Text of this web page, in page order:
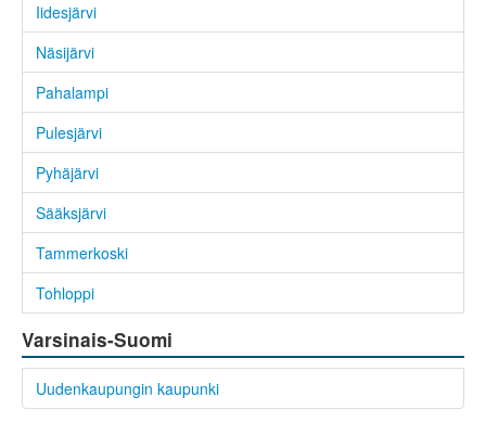
Iidesjärvi
Näsijärvi
Pahalampi
Pulesjärvi
Pyhäjärvi
Sääksjärvi
Tammerkoski
Tohloppi
Varsinais-Suomi
Uudenkaupungin kaupunki